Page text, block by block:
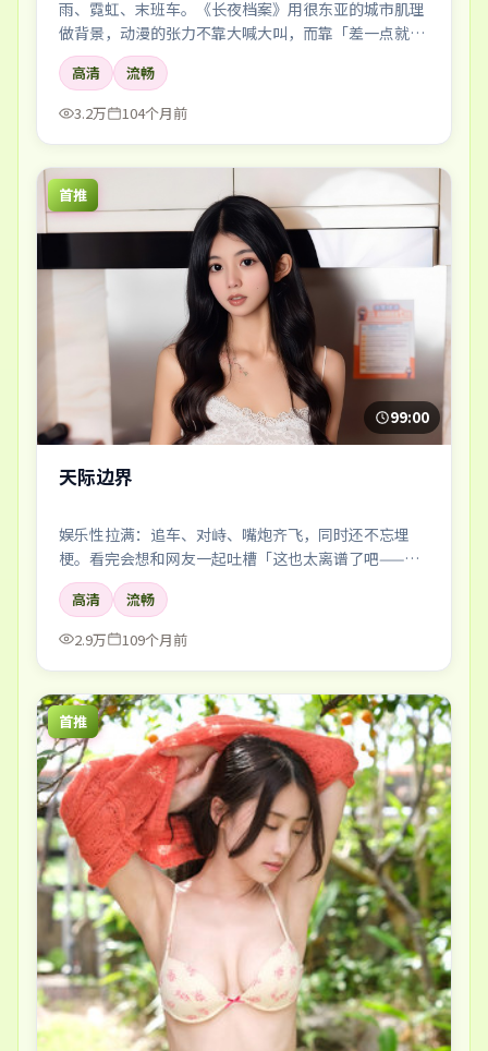
雨、霓虹、末班车。《长夜档案》用很东亚的城市肌理
做背景，动漫的张力不靠大喊大叫，而靠「差一点就说
出口」的沉默。
高清
流畅
3.2万
104个月前
首推
99:00
天际边界
娱乐性拉满：追车、对峙、嘴炮齐飞，同时还不忘埋
梗。看完会想和网友一起吐槽「这也太离谱了吧——但
好爽」。
高清
流畅
2.9万
109个月前
首推